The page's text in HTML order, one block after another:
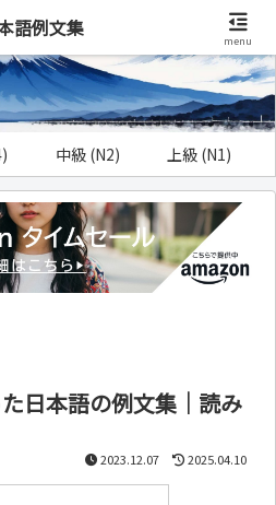
中級 (N2) 上級 (N1)
日本語の例文集｜読み
2023.12.07 2025.04.10
語例文集
menu